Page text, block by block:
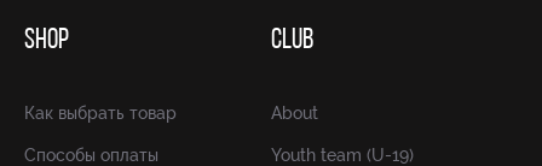
SHOP
Как выбрать товар
Способы оплаты
CLUB
About
Youth team (U-19)